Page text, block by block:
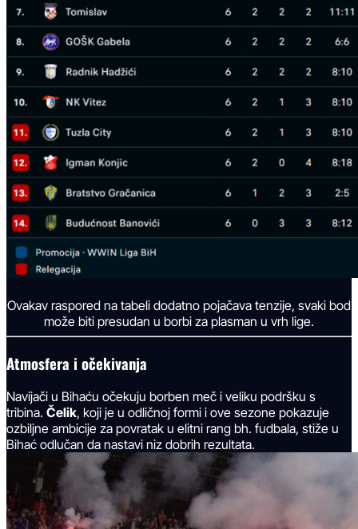
Ovakav raspored na tabeli dodatno pojačava tenzije, svaki bod
može biti presudan u borbi za plasman u vrh lige.
Atmosfera i očekivanja
Navijači u Bihaću očekuju borben meč i veliku podršku s
tribina. Čelik, koji je u odličnoj formi i ove sezone pokazuje
ozbiljne ambicije za povratak u elitni rang bh. fudbala, stiže u
Bihać odlučan da nastavi niz dobrih rezultata.